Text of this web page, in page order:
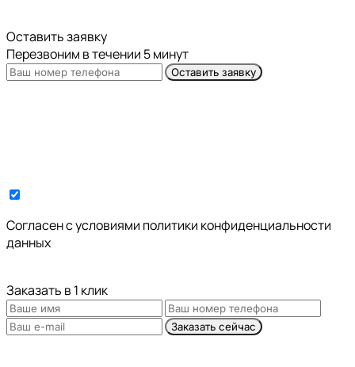
Оставить заявку
Перезвоним в течении 5 минут
Оставить заявку
Cогласен с условиями политики конфиденциальности
данных
Заказать в 1 клик
Заказать сейчас